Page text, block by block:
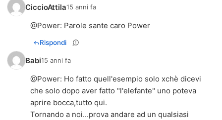
CiccioAttila15 anni fa
@Power: Parole sante caro Power
Rispondi
Babi15 anni fa
@Power: Ho fatto quell'esempio solo xchè dicevi
che solo dopo aver fatto "l'elefante" uno poteva
aprire bocca,tutto qui.
Tornando a noi...prova andare ad un qualsiasi